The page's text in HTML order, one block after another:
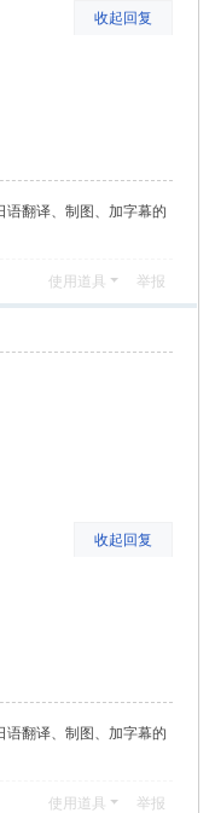
收起回复
翻译、制图、加字幕的
使用道具 举报
收起回复
翻译、制图、加字幕的
使用道具 举报